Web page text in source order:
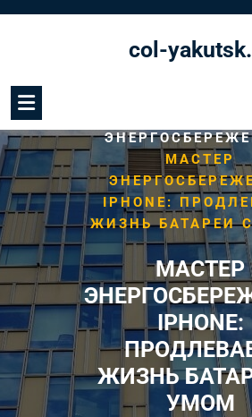
col-
МАСТЕР
IPHONE:
ЖИЗНЬ БАТАРЕИ
МАСТЕР
IPHONE:
ЖИЗНЬ
УМОМ